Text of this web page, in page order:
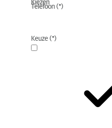
Kiezen
Telefoon
Keuze